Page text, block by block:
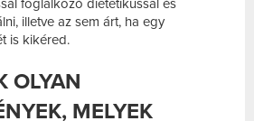
foglalkozó dietetikussal és
, illetve az sem árt, ha egy
is kikéred.
OLYAN
MELYEK